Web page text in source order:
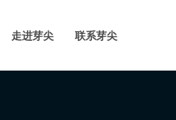
走进芽尖 联系芽尖